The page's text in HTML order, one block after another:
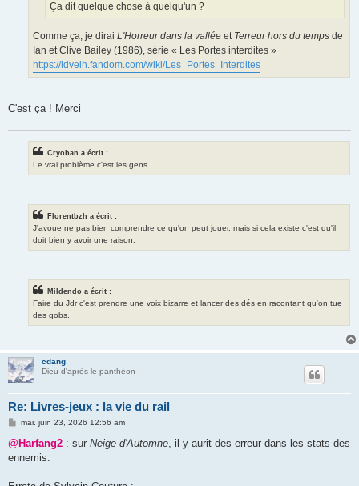
Ça dit quelque chose à quelqu'un ?
Comme ça, je dirai L'Horreur dans la vallée et Terreur hors du temps de
Ian et Clive Bailey (1986), série « Les Portes interdites »
https://ldvelh.fandom.com/wiki/Les_Portes_Interdites
C'est ça ! Merci
Cryoban a écrit :
Le vrai problème c'est les gens.
Florentbzh a écrit :
J'avoue ne pas bien comprendre ce qu'on peut jouer, mais si cela existe c'est qu'il
doit bien y avoir une raison.
Mildendo a écrit :
Faire du Jdr c'est prendre une voix bizarre et lancer des dés en racontant qu'on tue
des gobs.
cdang
Dieu d'après le panthéon
Re: Livres-jeux : la vie du rail
M
s
a
mar. juin 23, 2026 12:56 am
@Harfang2 : sur Neige d'Automne , il y aurit des erreur dans les stats des
ennemis.